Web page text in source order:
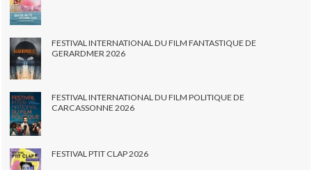
FESTIVAL INTERNATIONAL DU FILM FANTASTIQUE DE
GERARDMER 2026
FESTIVAL INTERNATIONAL DU FILM POLITIQUE DE
CARCASSONNE 2026
FESTIVAL PTIT CLAP 2026